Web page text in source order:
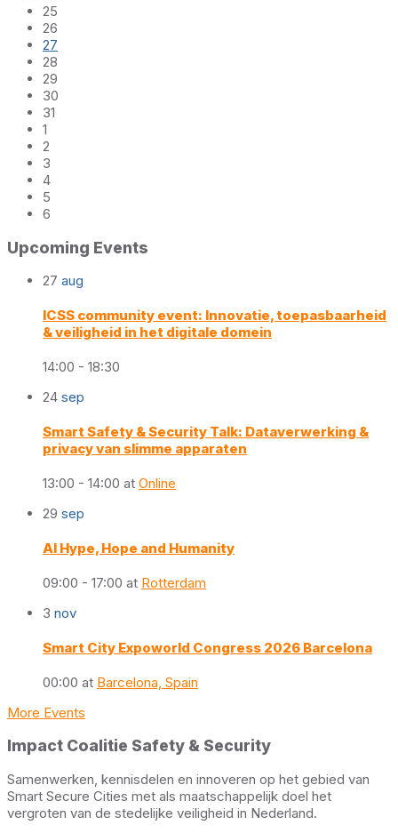
25
26
27
28
29
30
31
1
2
3
4
5
6
Back
calendar
Upcoming Events
27 aug
ICSS community event: Innovatie, toepasbaarheid
& veiligheid in het digitale domein
14:00 - 18:30
24 sep
Smart Safety & Security Talk: Dataverwerking &
privacy van slimme apparaten
13:00 - 14:00 at Online
29 sep
AI Hype, Hope and Humanity
09:00 - 17:00 at Rotterdam
3 nov
Smart City Expoworld Congress 2026 Barcelona
00:00 at Barcelona, Spain
More Events
Impact Coalitie Safety & Security
Samenwerken, kennisdelen en innoveren op het gebied van
Smart Secure Cities met als maatschappelijk doel het
vergroten van de stedelijke veiligheid in Nederland.